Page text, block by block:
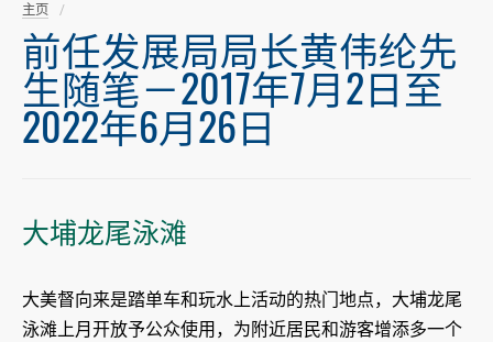
主页
前任发展局局长黄伟纶先
生随笔－2017年7月2日至
2022年6月26日
大埔龙尾泳滩
大美督向来是踏单车和玩水上活动的热门地点，大埔龙尾
泳滩上月开放予公众使用，为附近居民和游客增添多一个